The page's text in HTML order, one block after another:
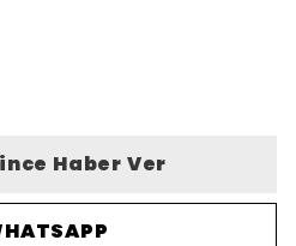
Haber Ver